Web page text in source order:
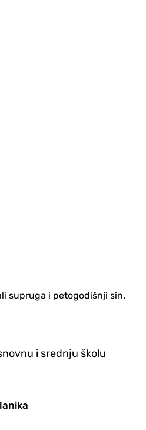
supruga i petogodišnji sin.
i srednju školu